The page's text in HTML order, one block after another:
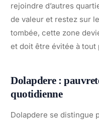
rejoindre d’autres
de valeur et restez sur
tombée, cette zone
et doit être évitée à tout
Dolapdere :
quotidienne
Dolapdere se distingue